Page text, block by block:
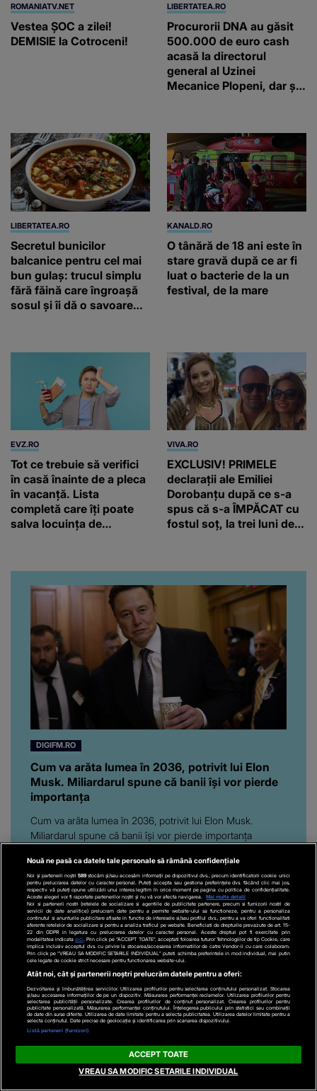
ROMANIATV.NET
Vestea ȘOC a zilei!
DEMISIE la Cotroceni!
LIBERTATEA.RO
Procurorii DNA au găsit
500.000 de euro cash
acasă la directorul
general al Uzinei
Mecanice Plopeni, dar și
LIBERTATEA.RO
Secretul bunicilor
balcanice pentru cel mai
bun gulaș: trucul simplu
fără făină care îngroașă
sosul și îi dă o savoare
KANALD.RO
O tânără de 18 ani este în
stare gravă după ce ar fi
luat o bacterie de la un
festival, de la mare
EVZ.RO
Tot ce trebuie să verifici
în casă înainte de a pleca
în vacanță. Lista
completă care îți poate
salva locuința de
VIVA.RO
EXCLUSIV! PRIMELE
declarații ale Emiliei
Dorobanțu după ce s-a
spus că s-a ÎMPĂCAT cu
fostul soț, la trei luni de
artistă i-a lăsat MASCĂ
pe toți. De data aceasta,
chiar a rupt tăcerea:
”Poate că aveam să ne
spunem, să ne...”
DIGIFM.RO
Cum va arăta lumea în 2036, potrivit lui Elon
Musk. Miliardarul spune că banii își vor pierde
importanța
Cum va arăta lumea în 2036, potrivit lui Elon Musk.
Miliardarul spune că banii își vor pierde importanța
Să crești mare Tu Dai Moda!
Ce faci in weekend?
Nouă ne pasă ca datele tale personale să rămână confidențiale
Noi și partenerii noștri 589stocăm și/sau accesăm informații pe dispozitivul dvs., precum identificatorii cookie unici
pentru prelucrarea datelor cu caracter personal. Puteți accepta sau gestiona preferințele dvs. făcând clic mai jos,
respectiv vă puteți opune utilizării unui interes legitim în orice moment pe pagina cu politica de confidențialitate.
Aceste alegeri vor fi raportate partenerilor noștri și nu vă vor afecta navigarea.
Mai multe detalii
Noi si partenerii nostri (retelele de socializare si agentiile de publicitate partenere, precum si furnizorii nostri de
servicii de date analitice) prelucram date pentru a permite website-ului sa functioneze, pentru a personaliza
continutul si anunturile publicitare afisate in functie de interesele si/sau profilul dvs., pentru a va oferi functionalitati
aferente retelelor de socializare si pentru a analiza traficul pe website. Beneficiati de drepturile prevazute de art. 15-
22 din GDPR in legatura cu prelucrarea datelor cu caracter personal. Aceste drepturi pot fi exercitate prin
modalitatea indicataaici . Prin click pe “ACCEPT TOATE”, acceptati folosirea tuturor Tehnologiilor de tip Cookie, care
implica inclusiv acceptul dvs. cu privire la stocarea/accesarea informatiilor de catre Vendor-ii cu care colaboram.
Prin click pe “VREAU SA MODIFIC SETARILE INDIVIDUAL” puteti schimba preferintele in mod individual, mai putin
cele legate de cookie strict necesare pentru functionarea website-ului.
Atât noi, cât și partenerii noștri prelucrăm datele pentru a oferi:
Dezvoltarea și îmbunătățirea serviciilor. Utilizarea profilurilor pentru selectarea conținutului personalizat. Stocarea
și/sau accesarea informațiilor de pe un dispozitiv. Măsurarea performanței reclamelor. Utilizarea profilurilor pentru
selectarea publicității personalizate. Crearea profilurilor de conținut personalizat. Crearea profilurilor pentru
publicitate personalizată. Măsurarea performanței conținutului. Înțelegerea publicului prin statistici sau combinații
de date din surse diferite. Utilizarea de date limitate pentru a selecta publicitatea. Utilizarea datelor limitate pentru a
selecta conținutul. Date precise de geolocație și identificarea prin scanarea dispozitivului.
Listă parteneri (furnizori)
ACCEPT TOATE
VREAU SA MODIFIC SETARILE INDIVIDUAL